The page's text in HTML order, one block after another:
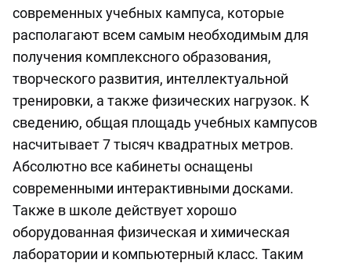
современных учебных кампуса, которые
располагают всем самым необходимым для
получения комплексного образования,
творческого развития, интеллектуальной
тренировки, а также физических нагрузок. К
сведению, общая площадь учебных кампусов
насчитывает 7 тысяч квадратных метров.
Абсолютно все кабинеты оснащены
современными интерактивными досками.
Также в школе действует хорошо
оборудованная физическая и химическая
лаборатории и компьютерный класс. Таким